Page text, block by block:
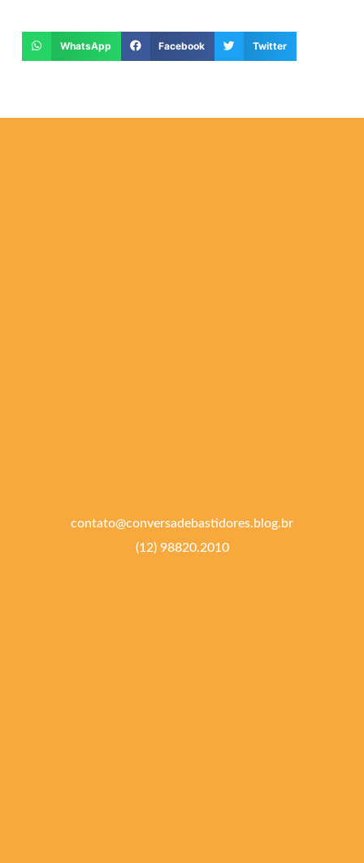
WhatsApp Facebook Twitter
contato@conversadebastidores.blog.br
(12) 98820.2010